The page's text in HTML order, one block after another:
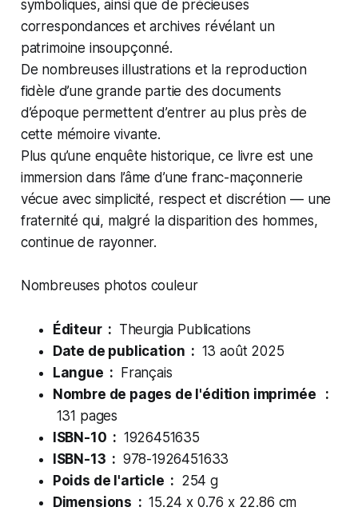
symboliques, ainsi que de précieuses
correspondances et archives révélant un
patrimoine insoupçonné.
De nombreuses illustrations et la reproduction
fidèle d’une grande partie des documents
d’époque permettent d’entrer au plus près de
cette mémoire vivante.
Plus qu’une enquête historique, ce livre est une
immersion dans l’âme d’une franc-maçonnerie
vécue avec simplicité, respect et discrétion — une
fraternité qui, malgré la disparition des hommes,
continue de rayonner.
Nombreuses photos couleur
Éditeur ‏ : ‎ Theurgia Publications
Date de publication ‏ : ‎ 13 août 2025
Langue ‏ : ‎ Français
Nombre de pages de l'édition imprimée ‏ :
131 pages
ISBN-10 ‏ : ‎ 1926451635
ISBN-13 ‏ : ‎ 978-1926451633
Poids de l'article ‏ : ‎ 254 g
Dimensions ‏ : ‎ 15.24 x 0.76 x 22.86 cm